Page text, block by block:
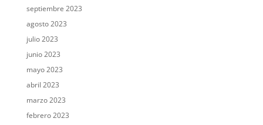
septiembre 2023
agosto 2023
julio 2023
junio 2023
mayo 2023
abril 2023
marzo 2023
febrero 2023